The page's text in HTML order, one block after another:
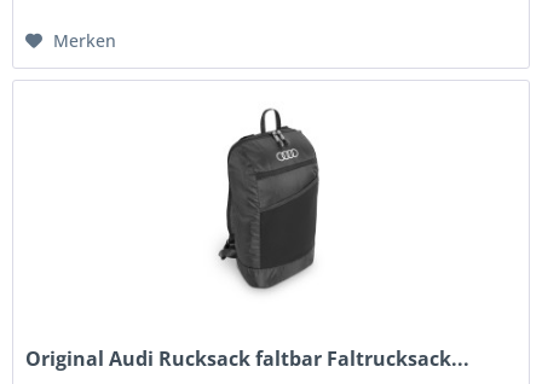
Merken
Original Audi Rucksack faltbar Faltrucksack...